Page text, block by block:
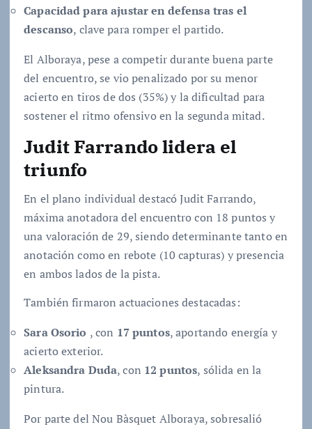
Capacidad para ajustar en defensa tras el
descanso, clave para romper el partido.
El Alboraya, pese a competir durante buena parte
del encuentro, se vio penalizado por su menor
acierto en tiros de dos (35%) y la dificultad para
sostener el ritmo ofensivo en la segunda mitad.
Judit Farrando lidera el
triunfo
En el plano individual destacó Judit Farrando,
máxima anotadora del encuentro con 18 puntos y
una valoración de 29, siendo determinante tanto en
anotación como en rebote (10 capturas) y presencia
en ambos lados de la pista.
También firmaron actuaciones destacadas:
Sara Osorio , con 17 puntos, aportando energía y
acierto exterior.
Aleksandra Duda, con 12 puntos, sólida en la
pintura.
Por parte del Nou Bàsquet Alboraya, sobresalió